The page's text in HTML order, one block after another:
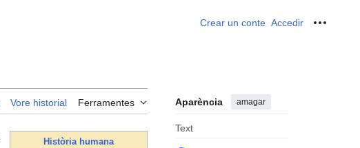
Crear un conte Accedir
Vore historial Ferramentes Aparència amagar
Text
Història humana